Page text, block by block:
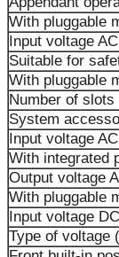
With pluggable
Input voltage
Suitable for
With pluggable
Number of slots
System
Input voltage
With integrated
Output voltage
With pluggable
Input voltage DC
Type of voltage